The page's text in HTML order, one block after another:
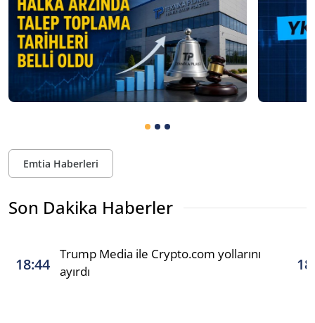
Emtia Haberleri
Son Dakika Haberler
18:44
Trump Media ile Crypto.com yollarını
ayırdı